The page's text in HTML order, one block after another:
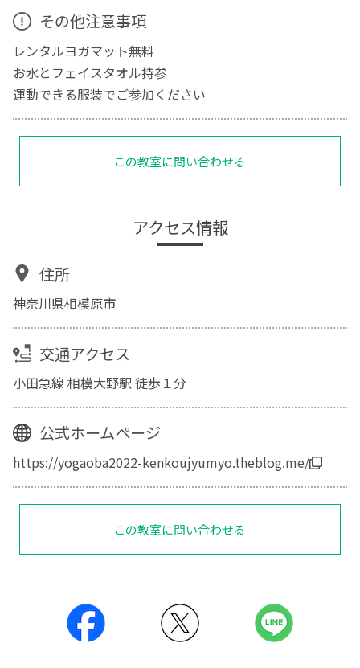
その他注意事項
レンタルヨガマット無料
お水とフェイスタオル持参
運動できる服装でご参加ください
この教室に問い合わせる
アクセス情報
住所
神奈川県相模原市
交通アクセス
小田急線 相模大野駅 徒歩１分
公式ホームページ
https://yogaoba2022-kenkoujyumyo.theblog.me/
この教室に問い合わせる